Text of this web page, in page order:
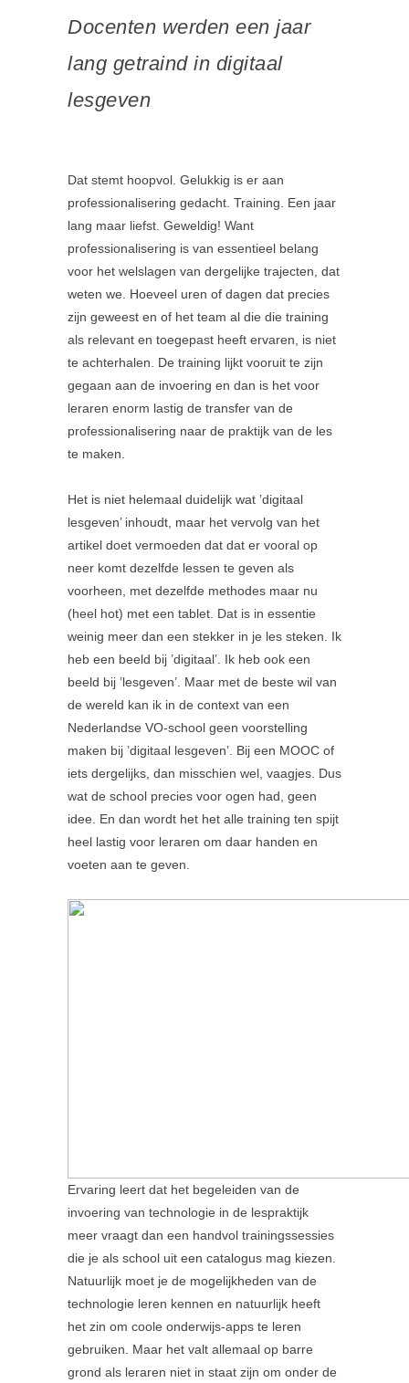
Docenten werden een jaar
lang getraind in digitaal
lesgeven
Dat stemt hoopvol. Gelukkig is er aan
professionalisering gedacht. Training. Een jaar
lang maar liefst. Geweldig! Want
professionalisering is van essentieel belang
voor het welslagen van dergelijke trajecten, dat
weten we. Hoeveel uren of dagen dat precies
zijn geweest en of het team al die die training
als relevant en toegepast heeft ervaren, is niet
te achterhalen. De training lijkt vooruit te zijn
gegaan aan de invoering en dan is het voor
leraren enorm lastig de transfer van de
professionalisering naar de praktijk van de les
te maken.
Het is niet helemaal duidelijk wat ’digitaal
lesgeven’ inhoudt, maar het vervolg van het
artikel doet vermoeden dat dat er vooral op
neer komt dezelfde lessen te geven als
voorheen, met dezelfde methodes maar nu
(heel hot) met een tablet. Dat is in essentie
weinig meer dan een stekker in je les steken. Ik
heb een beeld bij ’digitaal’. Ik heb ook een
beeld bij ’lesgeven’. Maar met de beste wil van
de wereld kan ik in de context van een
Nederlandse VO-school geen voorstelling
maken bij ’digitaal lesgeven’. Bij een MOOC of
iets dergelijks, dan misschien wel, vaagjes. Dus
wat de school precies voor ogen had, geen
idee. En dan wordt het het alle training ten spijt
heel lastig voor leraren om daar handen en
voeten aan te geven.
Ervaring leert dat het begeleiden van de
invoering van technologie in de lespraktijk
meer vraagt dan een handvol trainingssessies
die je als school uit een catalogus mag kiezen.
Natuurlijk moet je de mogelijkheden van de
technologie leren kennen en natuurlijk heeft
het zin om coole onderwijs-apps te leren
gebruiken. Maar het valt allemaal op barre
grond als leraren niet in staat zijn om onder de